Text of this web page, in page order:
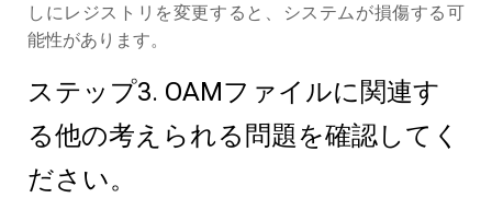
しにレジストリを変更すると、システムが損傷する可
能性があります。
ステップ3. OAMファイルに関連す
る他の考えられる問題を確認してく
ださい。